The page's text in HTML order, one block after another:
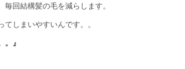
回結構髪の毛を減らします。
しまいやすいんです。。
』